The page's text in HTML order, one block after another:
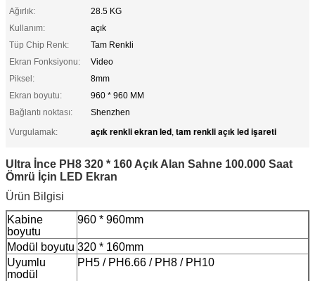
Ağırlık:
28.5 KG
Kullanım:
açık
Tüp Chip Renk:
Tam Renkli
Ekran Fonksiyonu:
Video
Piksel:
8mm
Ekran boyutu:
960 * 960 MM
Bağlantı noktası:
Shenzhen
Vurgulamak:
açık renkli ekran led, tam renkli açık led işareti
Ultra İnce PH8 320 * 160 Açık Alan Sahne 100.000 Saat
Ömrü İçin LED Ekran
Ürün Bilgisi
Kabine
boyutu
960 * 960mm
Modül boyutu 320 * 160mm
Uyumlu
modül
PH5 / PH6.66 / PH8 / PH10